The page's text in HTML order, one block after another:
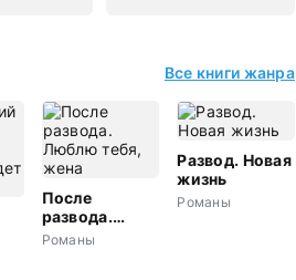
Все книги жанра
После
развода.
Люблю тебя,
Романы
Развод. Новая
жизнь
Романы